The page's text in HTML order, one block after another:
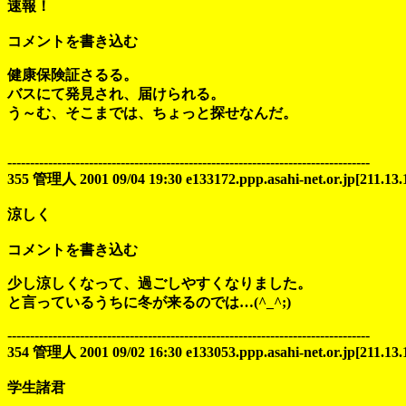
速報！
コメントを書き込む
健康保険証さるる。
バスにて発見され、届けられる。
う～む、そこまでは、ちょっと探せなんだ。
--------------------------------------------------------------------------------
355 管理人 2001 09/04 19:30 e133172.ppp.asahi-
涼しく
コメントを書き込む
少し涼しくなって、過ごしやすくなりました。
と言っているうちに冬が来るのでは…(^_^;)
--------------------------------------------------------------------------------
354 管理人 2001 09/02 16:30 e133053.ppp.asahi-
学生諸君